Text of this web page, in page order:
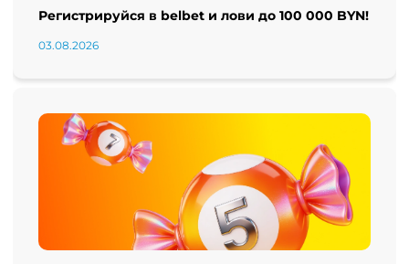
Регистрируйся в belbet и лови до 100 000 BYN!
03.08.2026